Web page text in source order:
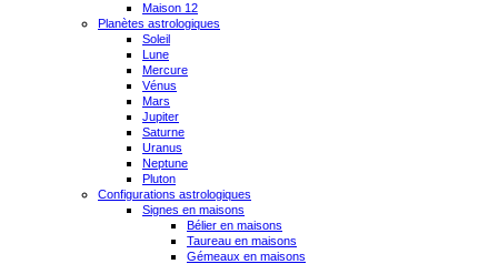
Maison 12
Planètes astrologiques
Soleil
Lune
Mercure
Vénus
Mars
Jupiter
Saturne
Uranus
Neptune
Pluton
Configurations astrologiques
Signes en maisons
Bélier en maisons
Taureau en maisons
Gémeaux en maisons